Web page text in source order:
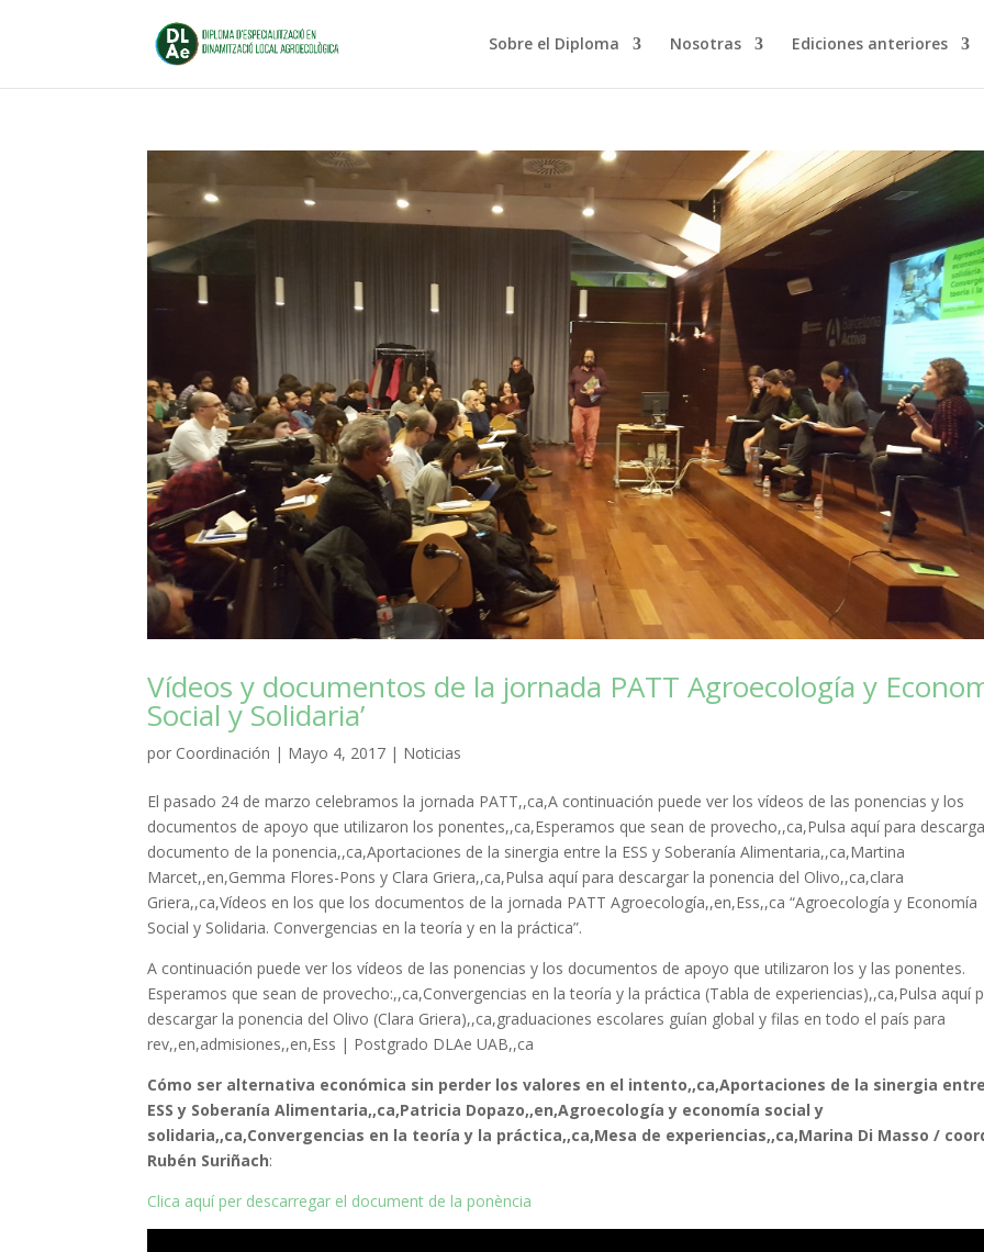
Sobre el Diploma Nosotras Ediciones anteriores
Vídeos y documentos de la jornada PATT Agroecología y
Social y Solidaria’
por Coordinación | Mayo 4, 2017 | Noticias
El pasado 24 de marzo celebramos la jornada PATT,,ca,A continuación puede ver los vídeos de las ponencias y los
documentos de apoyo que utilizaron los ponentes,,ca,Esperamos que sean de provecho,,ca,Pulsa aquí para
documento de la ponencia,,ca,Aportaciones de la sinergia entre la ESS y Soberanía Alimentaria,,ca,Martina
Marcet,,en,Gemma Flores-Pons y Clara Griera,,ca,Pulsa aquí para descargar la ponencia del Olivo,,ca,clara
Griera,,ca,Vídeos en los que los documentos de la jornada PATT Agroecología,,en,Ess,,ca “Agroecología y Economía
Social y Solidaria. Convergencias en la teoría y en la práctica”.
A continuación puede ver los vídeos de las ponencias y los documentos de apoyo que utilizaron los y las ponentes.
Esperamos que sean de provecho:,,ca,Convergencias en la teoría y la práctica (Tabla de experiencias),,ca,Pulsa aquí
descargar la ponencia del Olivo (Clara Griera),,ca,graduaciones escolares guían global y filas en todo el país para
rev,,en,admisiones,,en,Ess | Postgrado DLAe UAB,,ca
Cómo ser alternativa económica sin perder los valores en el intento,,ca,Aportaciones de la sinergia
ESS y Soberanía Alimentaria,,ca,Patricia Dopazo,,en,Agroecología y economía social y
solidaria,,ca,Convergencias en la teoría y la práctica,,ca,Mesa de experiencias,,ca,Marina Di Masso /
Rubén Suriñach:
Clica aquí per descarregar el document de la ponència